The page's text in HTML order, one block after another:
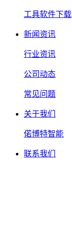
工具软件下载
新闻资讯
行业资讯
公司动态
常见问题
关于我们
偌博特智能
联系我们